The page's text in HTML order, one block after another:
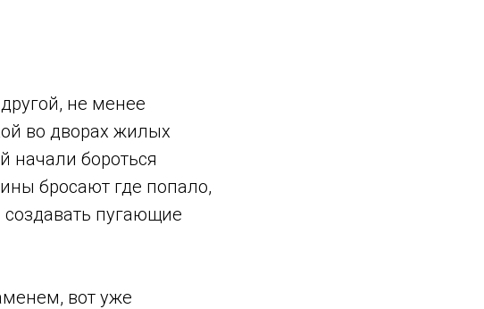
не менее
во дворах жилых
начали бороться
бросают где попало,
пугающие
вот уже